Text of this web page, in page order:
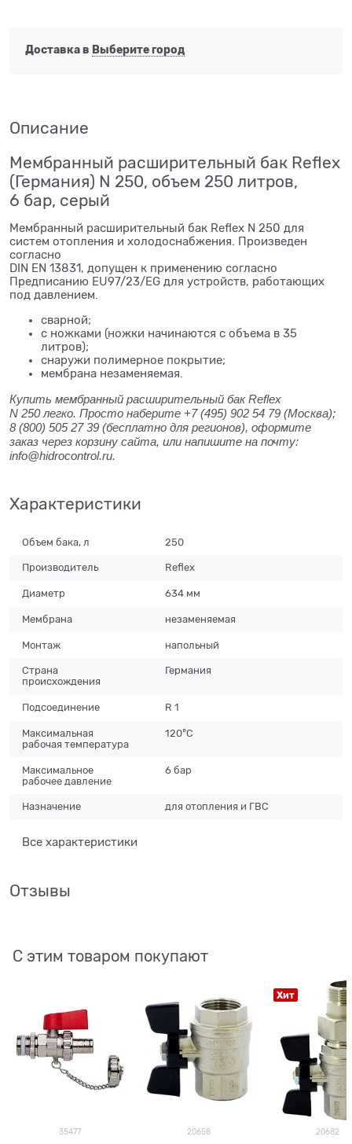
Доставка в Выберите город
Описание
Мембранный расширительный бак Reflex
(Германия) N 250, объем 250 литров,
6 бар, серый
Мембранный расширительный бак Reflex N 250 для
систем отопления и холодоснабжения. Произведен
согласно
DIN EN 13831, допущен к применению согласно
Предписанию EU97/23/EG для устройств, работающих
под давлением.
сварной;
с ножками (ножки начинаются с объема в 35
литров);
снаружи полимерное покрытие;
мембрана незаменяемая.
Купить мембранный расширительный бак Reflex
N 250 легко. Просто наберите +7 (495) 902 54 79 (Москва);
8 (800) 505 27 39 (бесплатно для регионов), оформите
заказ через корзину сайта, или напишите на почту:
info@hidrocontrol.ru.
Характеристики
Объем бака, л 250
Производитель Reflex
Диаметр 634 мм
Мембрана незаменяемая
Монтаж напольный
Страна
происхождения
Германия
Подсоединение R 1
Максимальная
рабочая температура
120°С
Максимальное
рабочее давление
6 бар
Назначение для отопления и ГВС
Все характеристики
Отзывы
С этим товаром покупают
35477 20658
Хит
20682